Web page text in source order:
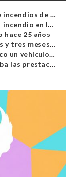
Detenido el autor de una oleada de incendios de contenedores en Almería
Madre e hijo hospitalizados tras un incendio en la cocina de una vivienda en Almería
hace 25 años
Confirmada la condena de tres años y tres meses al hombre de Antas acusado de xenofobia
Cinco heridos al caer por un barranco un vehículo en Alcolea
Detenido un matrimonio que cobraba las prestaciones de ilegales en Almería, Granada, Málaga, Huelva y Murcia